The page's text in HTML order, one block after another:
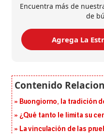
Encuentra más de
de
Agrega La
Buongiorno, la tradición
¿Qué tanto le limita su
La vinculación de las